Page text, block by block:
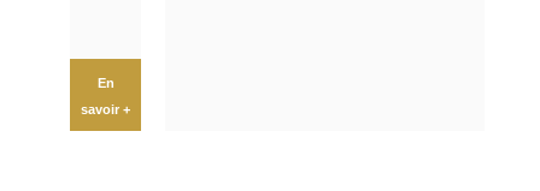
En
savoir +